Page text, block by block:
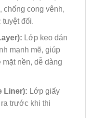
chống cong vênh,
đối.
Lớp keo dán
mạnh mẽ, giúp
nền, dễ dàng
Liner): Lớp giấy
trước khi thi